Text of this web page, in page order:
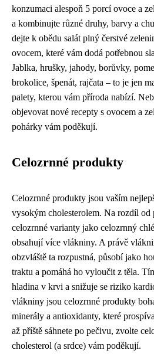
konzumaci alespoň 5 porcí ovoce a
a kombinujte různé druhy, barvy a
dejte k obědu salát plný čerstvé
ovocem, které vám dodá potřebnou
Jablka, hrušky, jahody, borůvky,
brokolice, špenát, rajčata – to je jen
palety, kterou vám příroda nabízí.
objevovat nové recepty s ovocem a
pohárky vám poděkují.
Celozrnné produkty
Celozrnné produkty jsou vaším
vysokým cholesterolem. Na rozdíl
celozrnné varianty jako celozrnný
obsahují více vlákniny. A právě
obzvláště ta rozpustná, působí jako
traktu a pomáhá ho vyloučit z těla.
hladina v krvi a snižuje se riziko
vlákniny jsou celozrnné produkty
minerály a antioxidanty, které
až příště sáhnete po pečivu, zvolte
cholesterol (a srdce) vám poděkují.